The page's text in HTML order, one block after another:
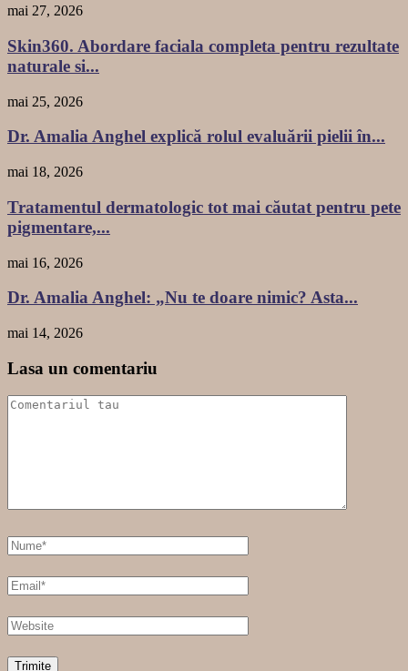
mai 27, 2026
Skin360. Abordare faciala completa pentru rezultate
naturale si...
mai 25, 2026
Dr. Amalia Anghel explică rolul evaluării pielii în...
mai 18, 2026
Tratamentul dermatologic tot mai căutat pentru pete
pigmentare,...
mai 16, 2026
Dr. Amalia Anghel: „Nu te doare nimic? Asta...
mai 14, 2026
Lasa un comentariu